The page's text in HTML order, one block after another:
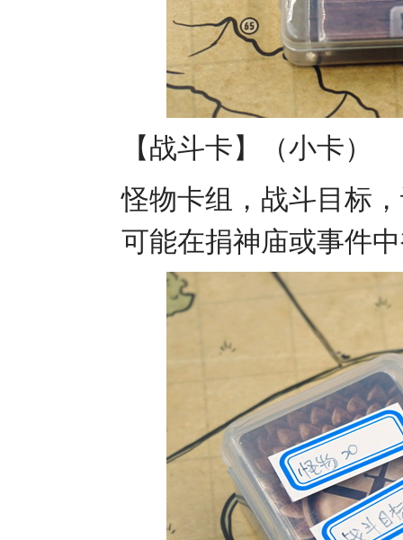
【战斗卡】（小卡）
怪物卡组，战斗目标
可能在捐神庙或事件